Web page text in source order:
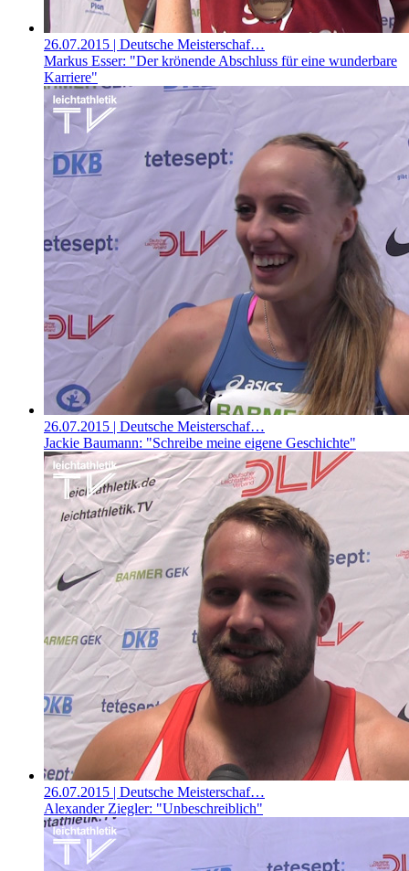
26.07.2015 | Deutsche Meisterschaf…
Markus Esser: "Der krönende Abschluss für eine wunderbare
Karriere"
26.07.2015 | Deutsche Meisterschaf…
Jackie Baumann: "Schreibe meine eigene Geschichte"
26.07.2015 | Deutsche Meisterschaf…
Alexander Ziegler: "Unbeschreiblich"